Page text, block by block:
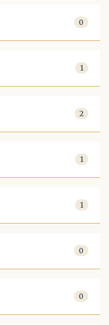
0
1
2
1
1
0
0